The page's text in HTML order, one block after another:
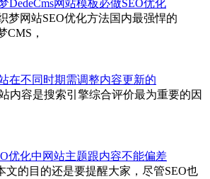
DedeCms网站模板必做SEO优化
梦网站SEO优化方法国内最强悍的
CMS，
在不同时期需调整内容更新的
内容是搜索引擎综合评价最为重要的因
优化中网站主题跟内容不能偏差
文的目的还是要提醒大家，尽管SEO也